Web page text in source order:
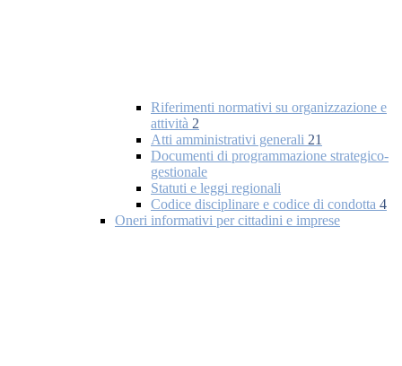
Riferimenti normativi su organizzazione e
attività 2
Atti amministrativi generali 21
Documenti di programmazione strategico-
gestionale
Statuti e leggi regionali
Codice disciplinare e codice di condotta 4
Oneri informativi per cittadini e imprese